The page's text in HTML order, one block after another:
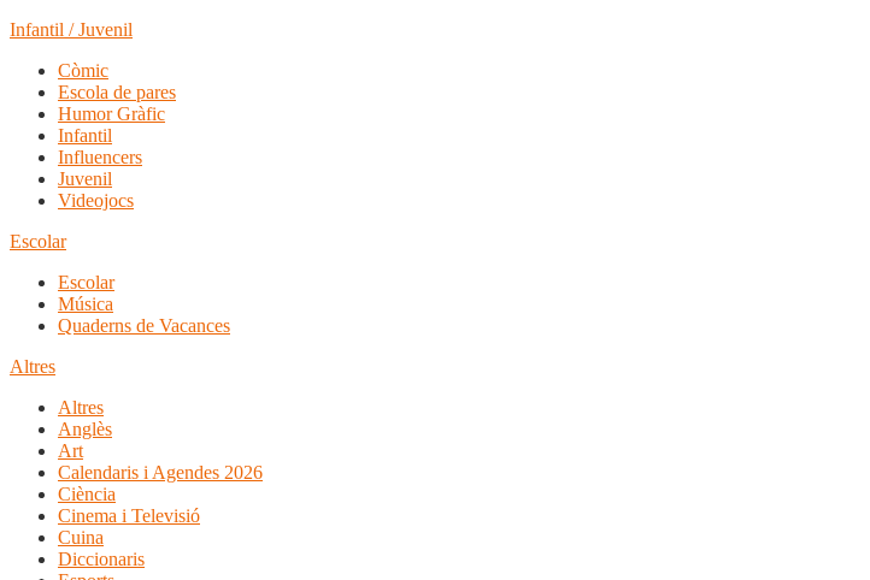
Infantil / Juvenil
Còmic
Escola de pares
Humor Gràfic
Infantil
Influencers
Juvenil
Videojocs
Escolar
Escolar
Música
Quaderns de Vacances
Altres
Altres
Anglès
Art
Calendaris i Agendes 2026
Ciència
Cinema i Televisió
Cuina
Diccionaris